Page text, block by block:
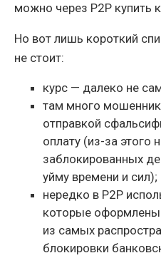
можно через P2P купить
Но вот лишь короткий
не стоит:
курс — далеко не
там много
отправкой
оплату (из-за этого
заблокированных
уйму времени и сил);
нередко в P2P
которые оформлены
из самых
блокировки